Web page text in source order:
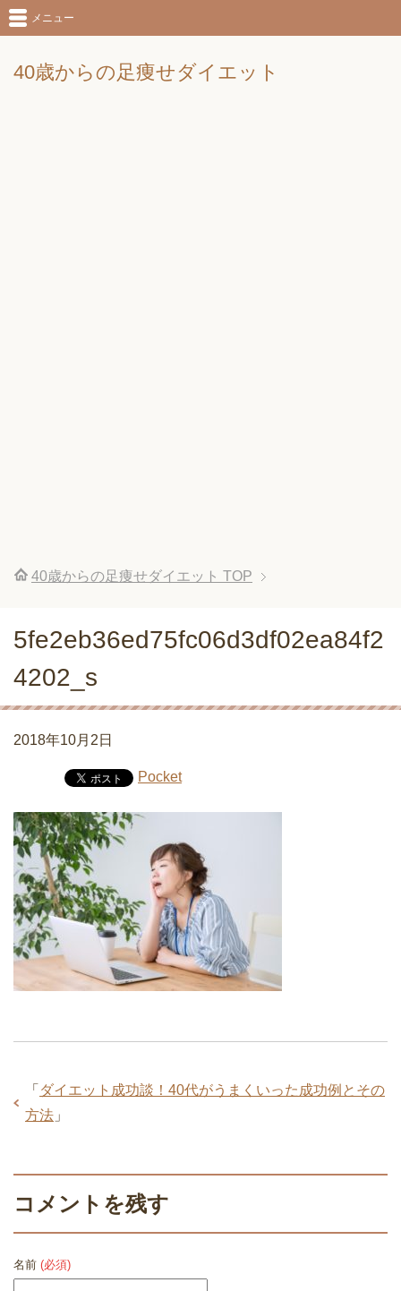
40歳からの足痩せダイエット
メニュー
40歳からの足痩せダイエット TOP
5fe2eb36ed75fc06d3df02ea84f2
4202_s
2018年10月2日
Pocket
「 ダイエット成功談！40代がうまくいった成功例とその
方法 」
コメントを残す
名前 (必須)